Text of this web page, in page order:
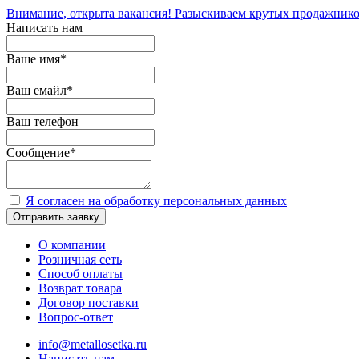
Внимание, открыта вакансия! Разыскиваем крутых
Написать нам
Ваше имя*
Ваш емайл*
Ваш телефон
Сообщение*
Я согласен на обработку персональных данных
Отправить заявку
О компании
Розничная сеть
Способ оплаты
Возврат товара
Договор поставки
Вопрос-ответ
info@metallosetka.ru